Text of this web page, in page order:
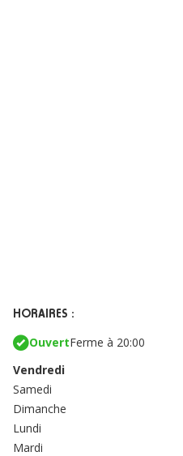
HORAIRES :
OuvertFerme à 20:00
Vendredi
Samedi
Dimanche
Lundi
Mardi